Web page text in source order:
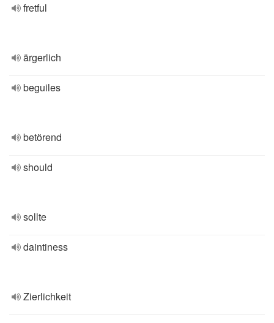
fretful
ärgerlich
beguiles
betörend
should
sollte
daintiness
Zierlichkeit